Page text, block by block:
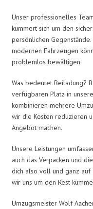
Unser professionelles
kümmert sich um den
persönlichen
modernen Fahrzeugen
problemlos bewältigen.
Was bedeutet Beiladung?
verfügbaren Platz in
kombinieren mehrere
wir die Kosten reduzieren
Angebot machen.
Unsere Leistungen
auch das Verpacken und
dich also voll und ganz auf
wir uns um den Rest
Umzugsmeister Wolf